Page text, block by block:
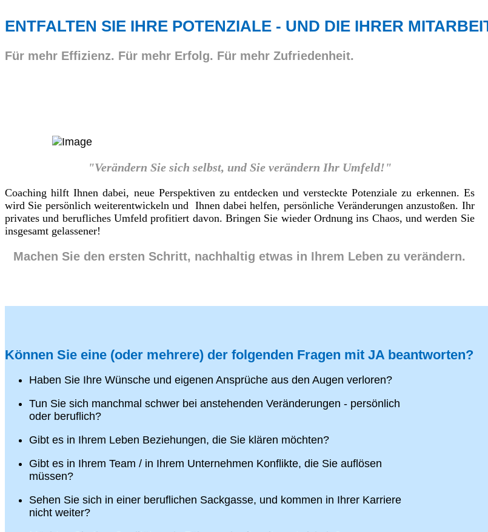
ENTFALTEN SIE IHRE POTENZIALE - UND DIE IHRER
Für mehr Effizienz. Für mehr Erfolg. Für mehr Zufriedenheit.
"Verändern Sie sich selbst, und Sie verändern Ihr Umfeld!"
Coaching hilft Ihnen dabei, neue Perspektiven zu entdecken und versteckte Potenziale zu erkennen. Es
wird Sie persönlich weiterentwickeln und Ihnen dabei helfen, persönliche Veränderungen anzustoßen. Ihr
privates und berufliches Umfeld profitiert davon. Bringen Sie wieder Ordnung ins Chaos, und werden Sie
insgesamt gelassener!
Machen Sie den ersten Schritt, nachhaltig etwas in Ihrem Leben zu verändern.
Können Sie eine (oder mehrere) der folgenden Fragen mit JA beantworten?
Haben Sie Ihre Wünsche und eigenen Ansprüche aus den Augen verloren?
Tun Sie sich manchmal schwer bei anstehenden Veränderungen - persönlich
oder beruflich?
Gibt es in Ihrem Leben Beziehungen, die Sie klären möchten?
Gibt es in Ihrem Team / in Ihrem Unternehmen Konflikte, die Sie auflösen
müssen?
Sehen Sie sich in einer beruflichen Sackgasse, und kommen in Ihrer Karriere
nicht weiter?